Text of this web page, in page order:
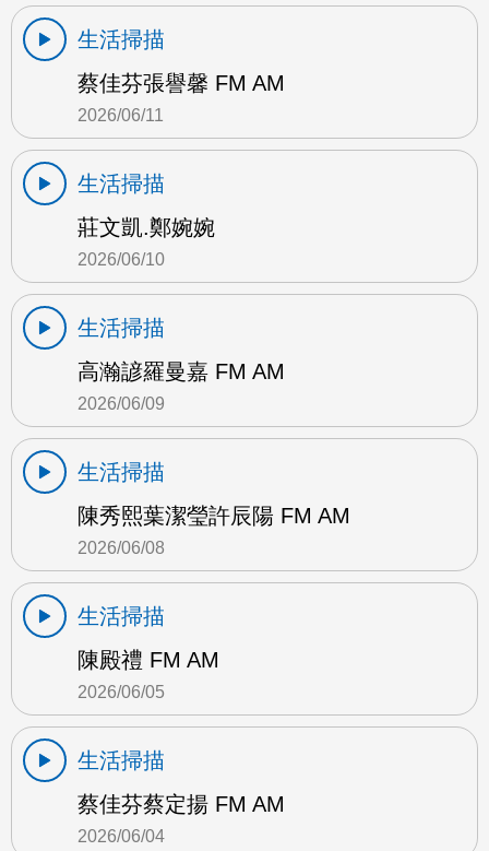
生活掃描
蔡佳芬張譽馨 FM AM
2026/06/11
生活掃描
莊文凱.鄭婉婉
2026/06/10
生活掃描
高瀚諺羅曼嘉 FM AM
2026/06/09
生活掃描
陳秀熙葉潔瑩許辰陽 FM AM
2026/06/08
生活掃描
陳殿禮 FM AM
2026/06/05
生活掃描
蔡佳芬蔡定揚 FM AM
2026/06/04